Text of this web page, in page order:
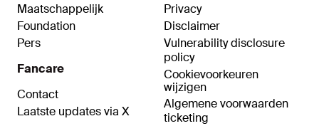
Maatschappelijk
Foundation
Pers
Fancare
Contact
Laatste updates via X
Privacy
Disclaimer
Vulnerability disclosure
policy
Cookievoorkeuren
wijzigen
Algemene voorwaarden
ticketing